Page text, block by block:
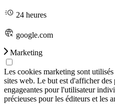
24 heures
google.com
Marketing
Les cookies marketing sont
sites web. Le but est d'afficher
engageantes pour l'utilisateur
précieuses pour les éditeurs et les